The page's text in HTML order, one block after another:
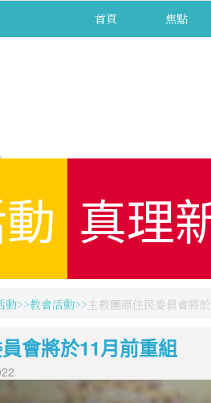
首頁 焦點
真理
動 教會活動 主教團原住民委員會將
會將於11月前重組